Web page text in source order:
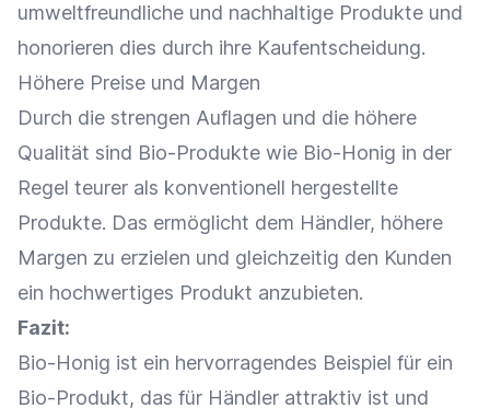
umweltfreundliche und nachhaltige Produkte und
honorieren dies durch ihre Kaufentscheidung.
Höhere Preise und Margen
Durch die strengen Auflagen und die höhere
Qualität sind Bio-Produkte wie Bio-Honig in der
Regel teurer als konventionell hergestellte
Produkte. Das ermöglicht dem Händler, höhere
Margen zu erzielen und gleichzeitig den Kunden
ein hochwertiges Produkt anzubieten.
Fazit:
Bio-Honig ist ein hervorragendes Beispiel für ein
Bio-Produkt, das für Händler attraktiv ist und